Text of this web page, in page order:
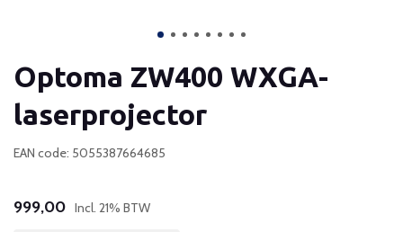
Optoma ZW400 WXGA-
laserprojector
EAN code: 5055387664685
999,00 Incl. 21% BTW